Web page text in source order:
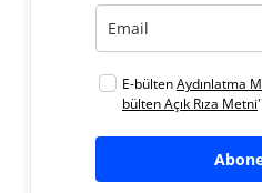
E-bültenAydınlatma
bülten Açık Rıza Metni